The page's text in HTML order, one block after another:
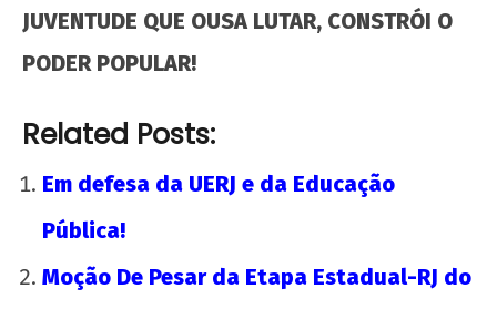
JUVENTUDE QUE OUSA LUTAR, CONSTRÓI O
PODER POPULAR!
Related Posts:
Em defesa da UERJ e da Educação
Pública!
Moção De Pesar da Etapa Estadual-RJ do